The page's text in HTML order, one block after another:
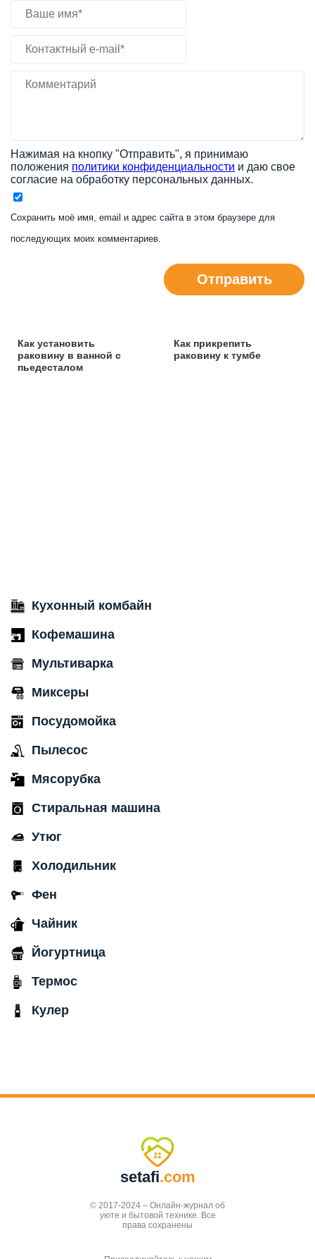
Нажимая на кнопку "Отправить", я принимаю
положения политики конфиденциальности и даю свое
согласие на обработку персональных данных.
Сохранить моё имя, email и адрес сайта в этом браузере для
последующих моих комментариев.
Отправить
Как установить
раковину в ванной с
пьедесталом
Как прикрепить
раковину к тумбе
Кухонный комбайн
Кофемашина
Мультиварка
Миксеры
Посудомойка
Пылесос
Мясорубка
Стиральная машина
Утюг
Холодильник
Фен
Чайник
Йогуртница
Термос
Кулер
setafi.com
© 2017-2024 – Онлайн-журнал об
уюте и бытовой технике. Все
права сохранены